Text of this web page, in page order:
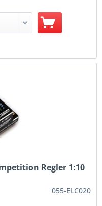
Regler 1:10
055-ELC020